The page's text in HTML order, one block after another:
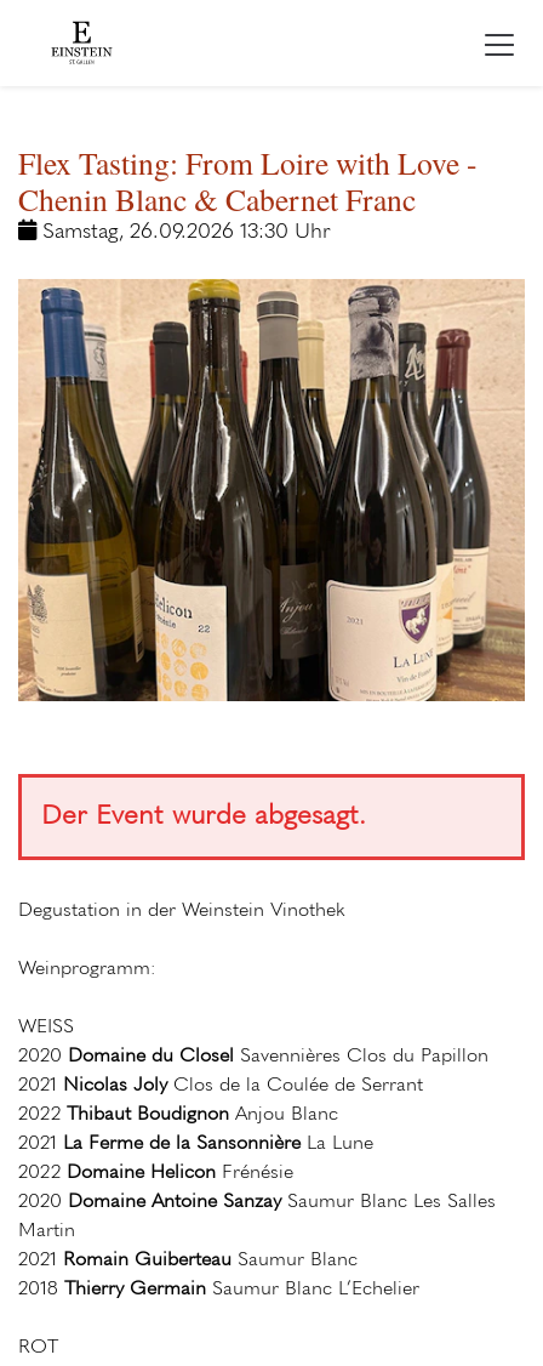
Flex Tasting: From Loire with Love -
Chenin Blanc & Cabernet Franc
Samstag, 26.09.2026 13:30 Uhr
Der Event wurde abgesagt.
Degustation in der Weinstein Vinothek
Weinprogramm:
WEISS
2020 Domaine du Closel Savennières Clos du Papillon
2021
Nicolas Joly Clos de la Coulée de Serrant
2022
Thibaut Boudignon Anjou Blanc
2021
La Ferme de la Sansonnière La Lune
2022 Domaine Helicon Frénésie
2020 Domaine Antoine SanzaySaumur Blanc Les Salles
Martin
2021
Romain Guiberteau Saumur Blanc
2018
Thierry Germain Saumur Blanc L’Echelier
ROT